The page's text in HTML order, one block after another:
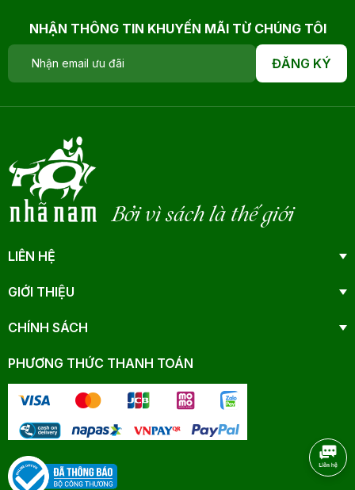
NHẬN THÔNG TIN KHUYẾN MÃI TỪ CHÚNG TÔI
ĐĂNG KÝ
Bởi vì sách là thế giới
LIÊN HỆ
GIỚI THIỆU
CHÍNH SÁCH
PHƯƠNG THỨC THANH TOÁN